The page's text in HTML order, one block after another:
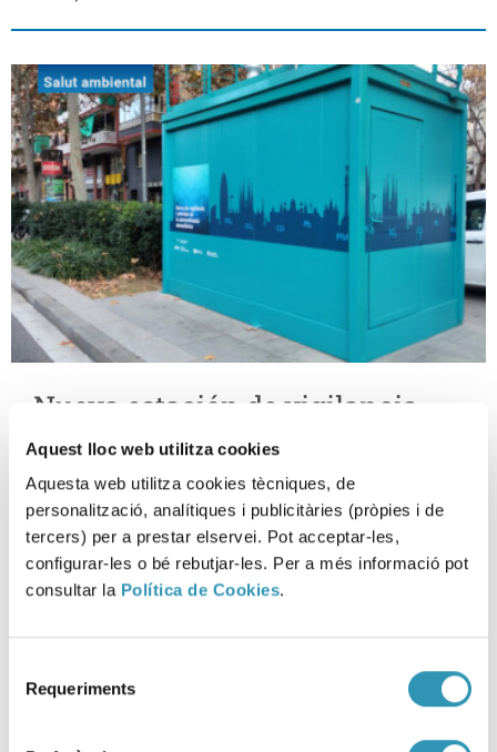
Aquest lloc web utilitza cookies
Aquesta web utilitza cookies tècniques, de
personalització, analítiques i publicitàries (pròpies i de
tercers) per a prestar elservei. Pot acceptar-les,
configurar-les o bé rebutjar-les. Per a més informació pot
consultar la Política de Cookies.
Requeriments
Nueva estación de vigilancia
atmosférica en la avenida
Meridiana
19-01-2026